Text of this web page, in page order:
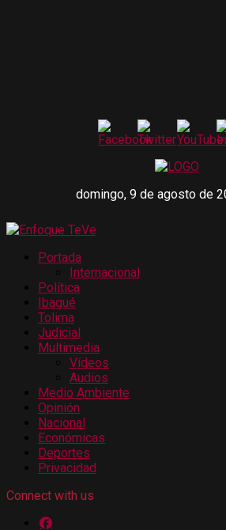
domingo, 9 de agosto de
Portada
Internacional
Política
Ibagué
Tolima
Judicial
Multimedia
Vídeos
Audios
Medio Ambiente
Opinión
Nacional
Económicas
Deportes
Privacidad
Connect with us